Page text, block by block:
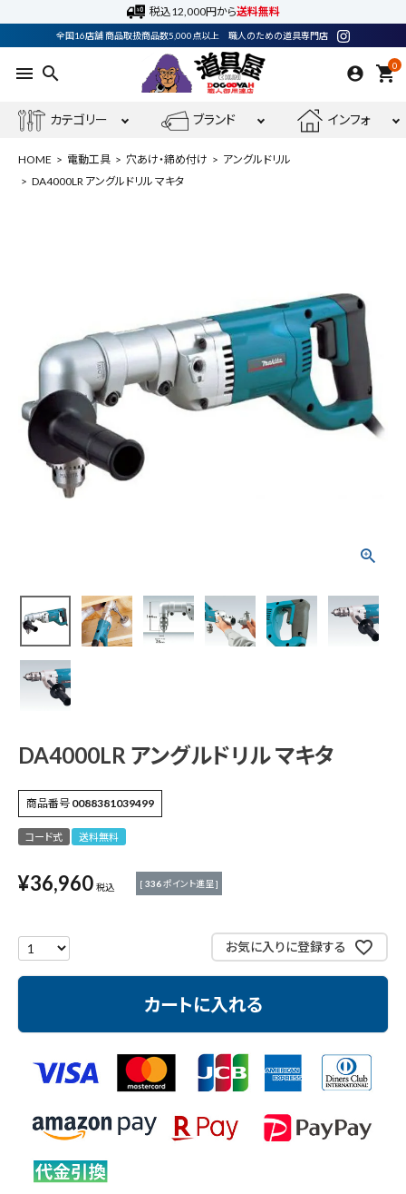
税込12,000円から送料無料
全国16店舗 商品取扱商品数5,000点以上 職人のための道具専門店
menu search 0
shopping_cart
カテゴリー ブランド インフォ
最近閲覧した商品
電動工具
エアー工具・機械工具
収納・腰袋・ワーク用品
金物・現場資材
HOME 電動工具 穴あけ・締め付け
アングルドリル
DA4000LR アングルドリル マキタ
DA4000LR アングルドリル マキタ
商品番号 0088381039499
コード式 送料無料
¥36,960 税込 [ 336ポイント進呈 ]
お気に入りに登録する
カートに入れる